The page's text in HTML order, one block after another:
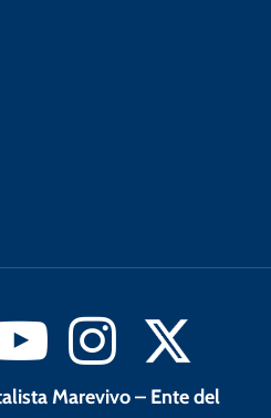
Marevivo – Ente del